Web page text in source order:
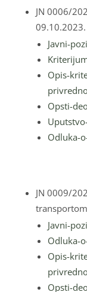
JN 0006/
09.10.2023.
Javni-
Opis-
Opsti-
Odluka-
JN 0009/
transportom
Javni-
Odluka-
Opis-
Opsti-